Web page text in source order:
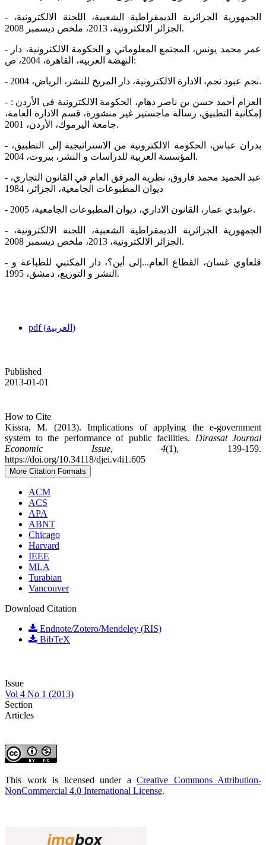
- الجمهورية الجزائرية الديمقراطية الشعبية، اللجنة الالكترونية،
الجزائر الالكترونية، 2013، ملخص ديسمبر 2008.
- عمر محمد يونس، المجتمع المعلوماتي و الحكومة الالكترونية، دار
النهضة العربية، القاهرة، 2004، ص:
- نجم عبود نجم، الادارة الالكترونية، دار المريخ للنشر، الرياض، 2004.
- العزام أحمد حسن بن ناصر دهام، الحكومة الالكترونية في الأردن :
إمكانية التطبيق، رسالة ماجستير غير منشورة، قسم الادارة العامة،
جامعة اليرموك، الأردن، 2001.
- بدران عباس، الحكومة الالكترونية من الاستراتيجية إلى التطبيق،
المؤسسة العربية للدراسات و النشر، بيروت، 2004.
- عبد الحميد محمد فاروق، نظرية المرفق العام في القانون التجاري،
ديوان المطبوعات الجامعية، الجزائر، 1984
- عوابدي عمار، القانون الاداري، ديوان المطبوعات الجامعية، 2005.
- الجمهورية الجزائرية الديمقراطية الشعبية، اللجنة الالكترونية،
الجزائر الالكترونية، 2013، ملخص ديسمبر 2008.
- قلعاوي غسان، القطاع العام...إلى أين؟، دار المكتبي للطباعة و
النشر و التوزيع، دمشق، 1995.
pdf (العربية)
Published
2013-01-01
How to Cite
Kissra, M. (2013). Implications of applying the e-government
system to the performance of public facilities. Dirassat Journal
Economic Issue,4(1), 139-159.
https://doi.org/10.34118/djei.v4i1.605
More Citation Formats
ACM
ACS
APA
ABNT
Chicago
Harvard
IEEE
MLA
Turabian
Vancouver
Download Citation
Endnote/Zotero/Mendeley (RIS)
BibTeX
Issue
Vol 4 No 1 (2013)
Section
Articles
This work is licensed under a Creative Commons Attribution-
NonCommercial 4.0 International License.